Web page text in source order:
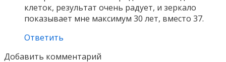
клеток, результат очень радует, и зеркало
показывает мне максимум 30 лет, вместо 37.
Ответить
Добавить комментарий